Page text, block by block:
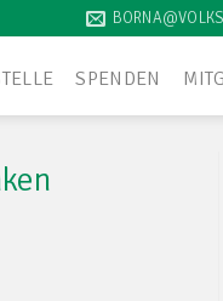
SPENDEN